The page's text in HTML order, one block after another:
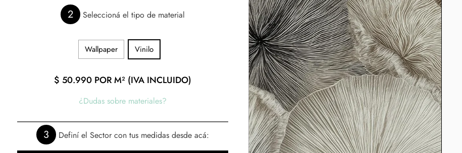
2 Seleccioná el tipo de material
Wallpaper Vinilo
$ 50.990 POR M² (IVA INCLUIDO)
¿Dudas sobre materiales?
3 Definí el Sector con tus medidas desde acá: